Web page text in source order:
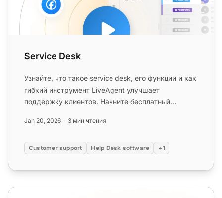
Service Desk
Узнайте, что такое service desk, его функции и как
гибкий инструмент LiveAgent улучшает
поддержку клиентов. Начните бесплатный
Jan 20, 2026 3 мин чтения
Customer support Help Desk software +1
IT Help Desk